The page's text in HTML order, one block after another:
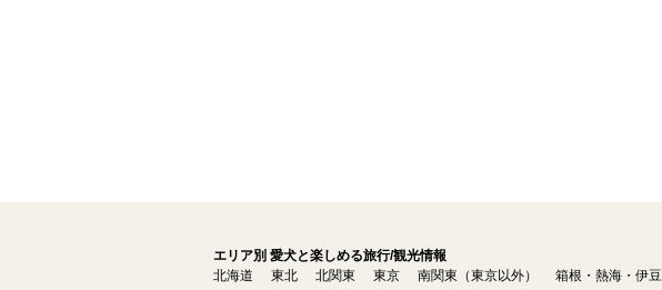
エリア別 愛犬と楽しめる旅行/観光情報
北海道
東北 北関東 東京 南関東（東京以外） 箱根・熱海・伊豆